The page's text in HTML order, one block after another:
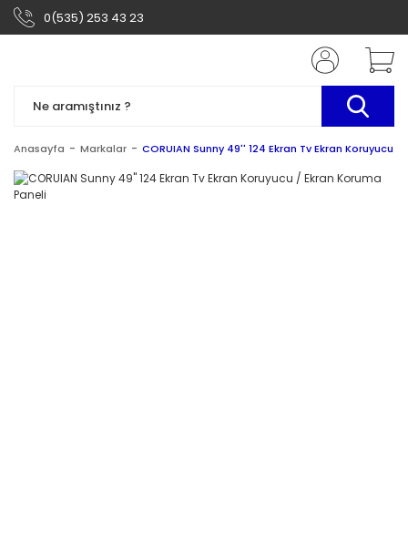
0(535) 253 43 23
Anasayfa Markalar CORUIAN Sunny 49'' 124 Ekran Tv Ekran Koruyucu